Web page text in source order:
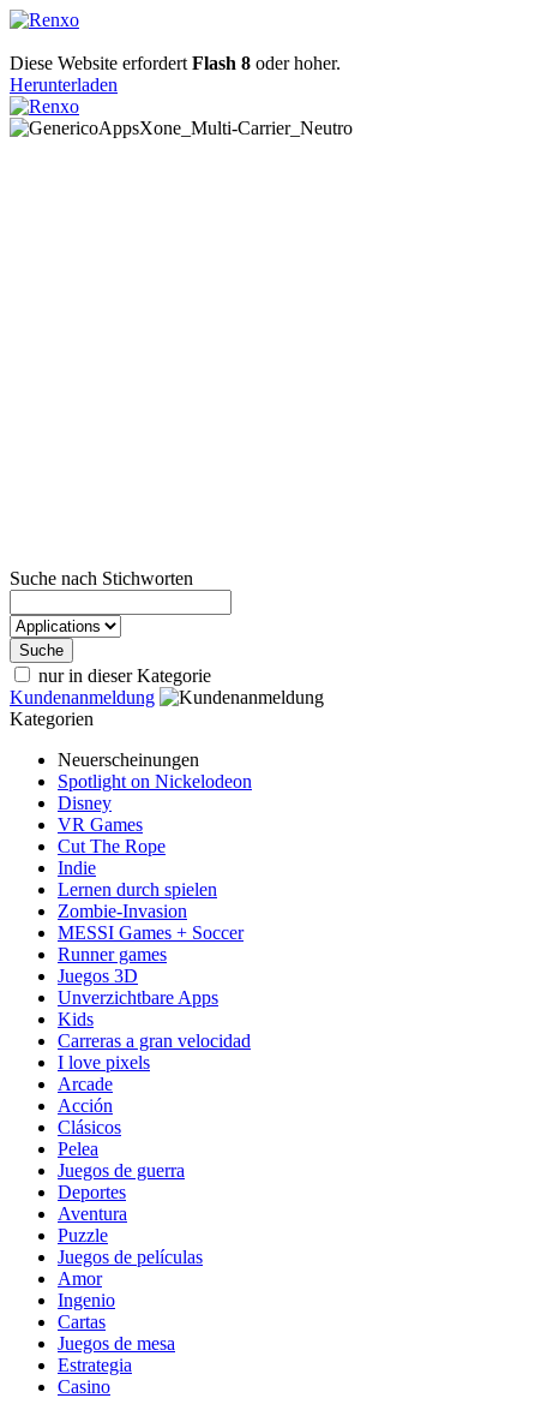
Diese Website erfordert Flash 8 oder hoher.
Herunterladen
Suche nach Stichworten
nur in dieser Kategorie
Kundenanmeldung
Kategorien
Neuerscheinungen
Spotlight on Nickelodeon
Disney
VR Games
Cut The Rope
Indie
Lernen durch spielen
Zombie-Invasion
MESSI Games + Soccer
Runner games
Juegos 3D
Unverzichtbare Apps
Kids
Carreras a gran velocidad
I love pixels
Arcade
Acción
Clásicos
Pelea
Juegos de guerra
Deportes
Aventura
Puzzle
Juegos de películas
Amor
Ingenio
Cartas
Juegos de mesa
Estrategia
Casino